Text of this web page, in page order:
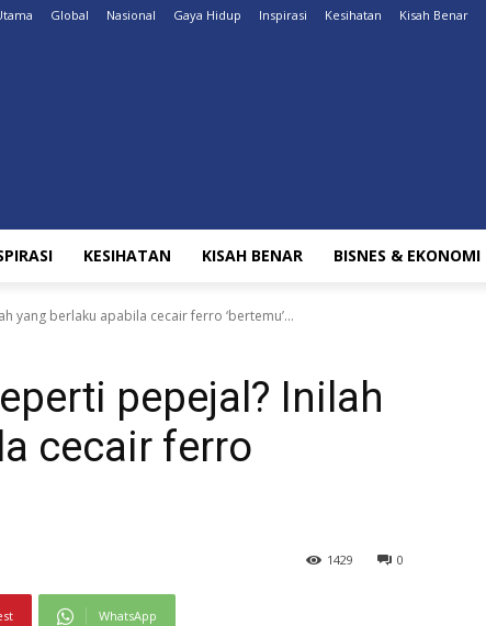
Global Nasional Gaya Hidup Inspirasi Kesihatan Kisah Benar
KESIHATAN KISAH BENAR BISNES & EKONOMI
yang berlaku apabila cecair ferro ‘bertemu’...
pepejal? Inilah
cecair ferro
0
1429
WhatsApp